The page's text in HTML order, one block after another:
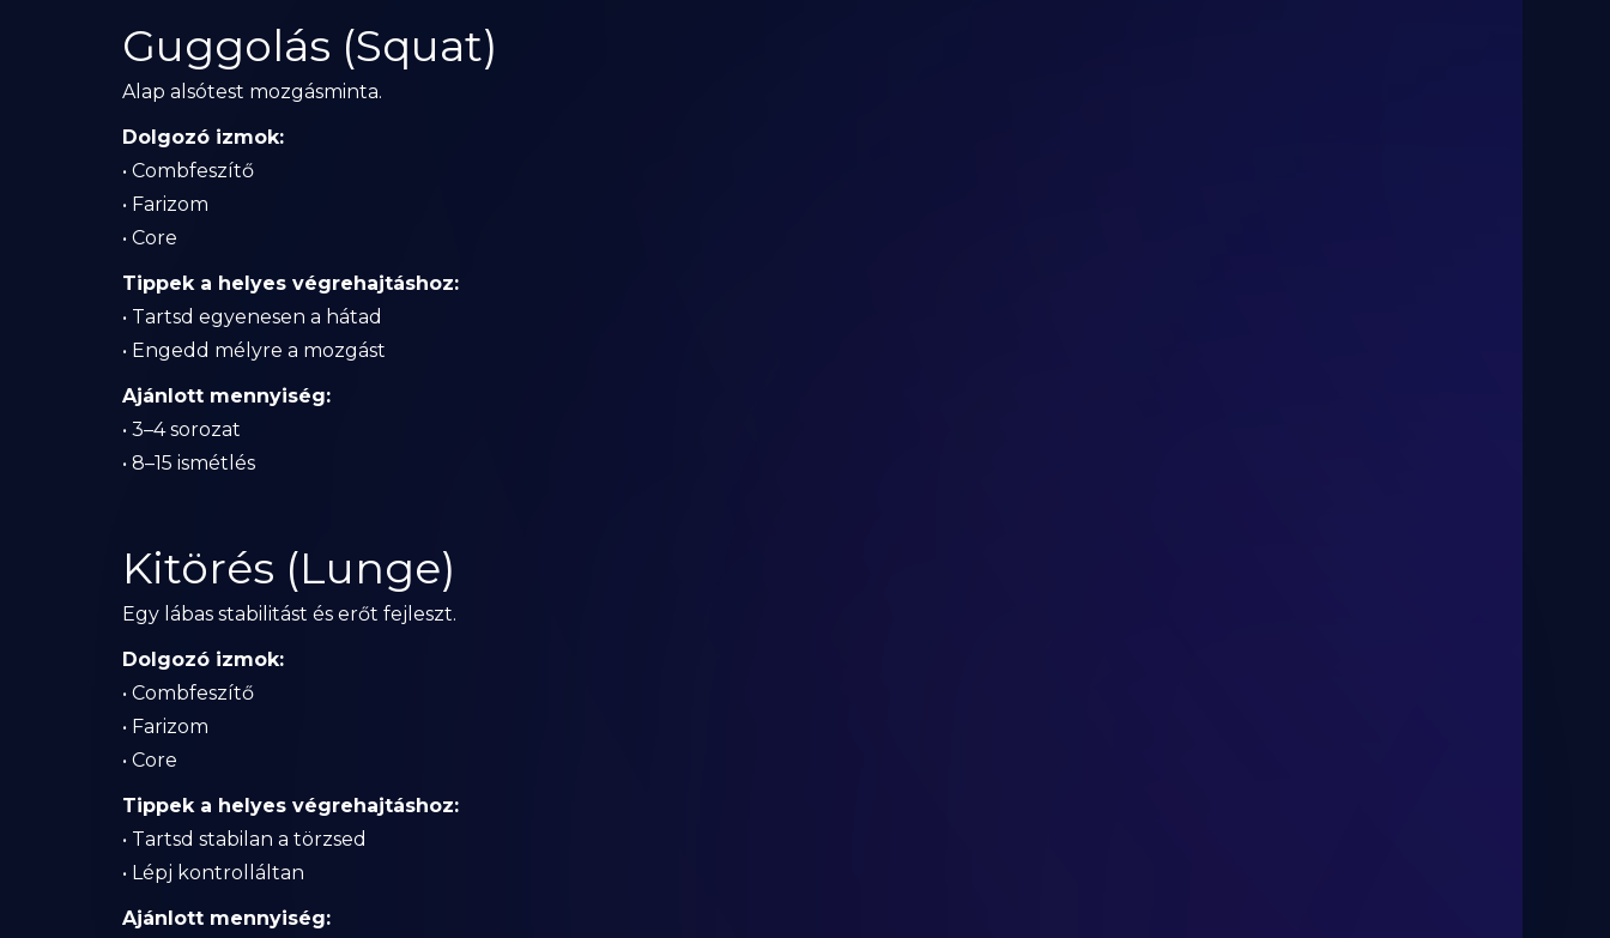
Guggolás (Squat)
Alap alsótest mozgásminta.
Dolgozó izmok:
• Combfeszítő
• Farizom
• Core
Tippek a helyes végrehajtáshoz:
• Tartsd egyenesen a hátad
• Engedd mélyre a mozgást
Ajánlott mennyiség:
• 3–4 sorozat
• 8–15 ismétlés
Kitörés (Lunge)
Egy lábas stabilitást és erőt fejleszt.
Dolgozó izmok:
• Combfeszítő
• Farizom
• Core
Tippek a helyes végrehajtáshoz:
• Tartsd stabilan a törzsed
• Lépj kontrolláltan
Ajánlott mennyiség: